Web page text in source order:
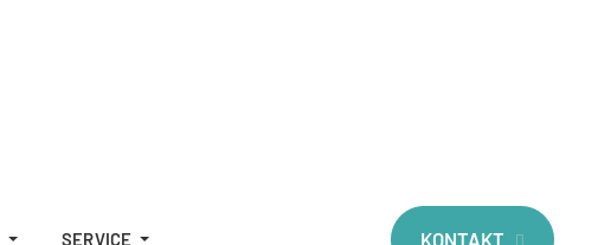
SERVICE KONTAKT